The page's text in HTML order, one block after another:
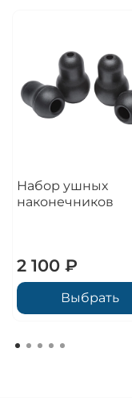
Набор ушных
наконечников
2 100 ₽
Выбрать